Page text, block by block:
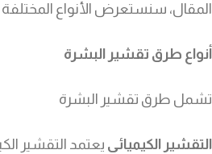
المقال، سنستعرض الأنواع
أنواع طرق تقشير البشرة
تشمل طرق تقشير البشرة
التقشير الكيميائي يعتمد التقشير